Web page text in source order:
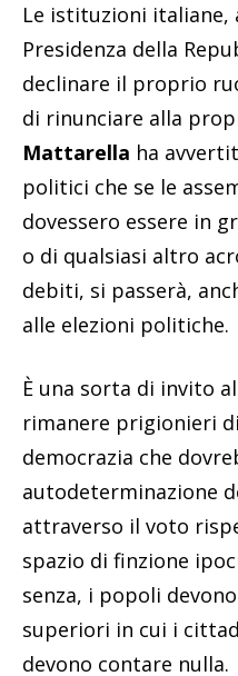
Le istituzioni italiane,
Presidenza della
declinare il proprio
di rinunciare alla
Mattarella ha
politici che se le
dovessero essere in
o di qualsiasi altro
debiti, si passerà,
alle elezioni politiche.
È una sorta di invito
rimanere prigionieri
democrazia che
autodeterminazione
attraverso il voto
spazio di finzione
senza, i popoli
superiori in cui i
devono contare nulla.